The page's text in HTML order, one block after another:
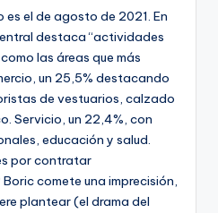
es el de agosto de 2021. En
destaca “actividades
las áreas que más
un 25,5% destacando
de vestuarios, calzado
Servicio, un 22,4%, con
educación y salud.
por contratar
comete una imprecisión,
plantear (el drama del